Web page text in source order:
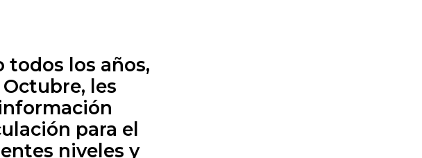
todos los años,
les
para el
niveles y